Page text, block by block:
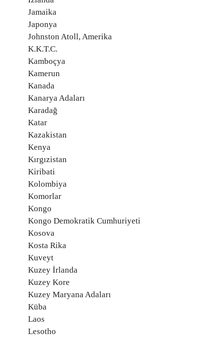
Jamaika
Japonya
Johnston Atoll, Amerika
K.K.T.C.
Kamboçya
Kamerun
Kanada
Kanarya Adaları
Karadağ
Katar
Kazakistan
Kenya
Kırgızistan
Kiribati
Kolombiya
Komorlar
Kongo
Kongo Demokratik Cumhuriyeti
Kosova
Kosta Rika
Kuveyt
Kuzey İrlanda
Kuzey Kore
Kuzey Maryana Adaları
Küba
Laos
Lesotho